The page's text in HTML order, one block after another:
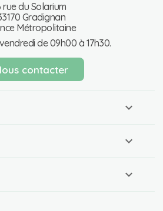
rue du Solarium
Gradignan
Métropolitaine
de 09h00 à 17h30.
contacter